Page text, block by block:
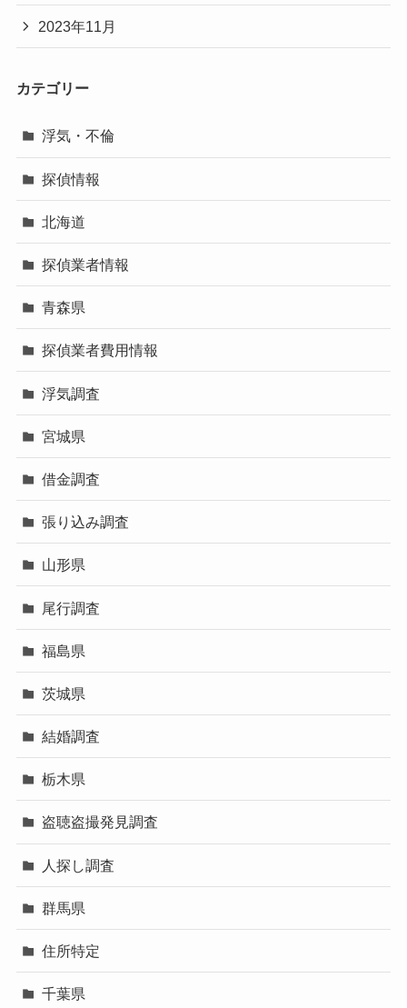
2023年11月
カテゴリー
浮気・不倫
探偵情報
北海道
探偵業者情報
青森県
探偵業者費用情報
浮気調査
宮城県
借金調査
張り込み調査
山形県
尾行調査
福島県
茨城県
結婚調査
栃木県
盗聴盗撮発見調査
人探し調査
群馬県
住所特定
千葉県